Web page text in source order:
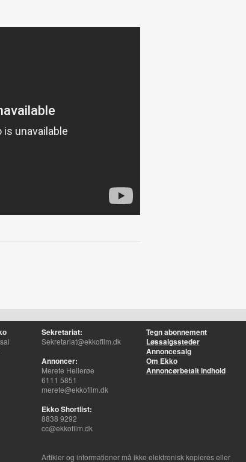
Sekretariat:
Sekretariat@ekkofilm.dk
Annoncer:
Merete Hellerøe
6111 5851
merete@ekkofilm.dk
Ekko Shortlist:
8838 9292
cc@ekkofilm.dk
Tegn abonnement
Løssalgssteder
Annoncesalg
Om Ekko
Annoncørbetalt indhold
Artikler og informationer må ikke elektronisk kopieres eller